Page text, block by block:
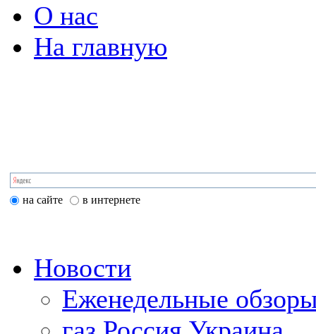
О нас
На главную
на сайте в интернете
Новости
Еженедельные